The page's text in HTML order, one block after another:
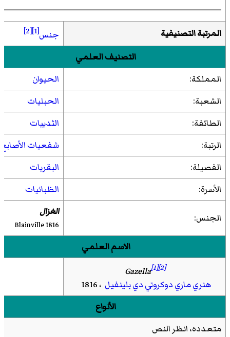
المرتبة التصنيفية جنس[1]
[2]
التصنيف العلمي
المملكة:
الحيوان
الشعبة:
الحبليات
الطائفة:
الثدييات
الرتبة:
شفعيات الأصابع
الفصيلة:
البقريات
الأسرة:
الظبائيات
الجنس: الغزال
Blainville 1816
الاسم العلمي
Gazella[1][2]
هنري ماري دوكروتي دي بلينفيل ، 1816
الأنواع
متعدده، انظر النص